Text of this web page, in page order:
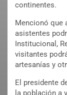
continentes.
Mencionó que
asistentes
Institucional,
visitantes
artesanías y
El presidente
la población a